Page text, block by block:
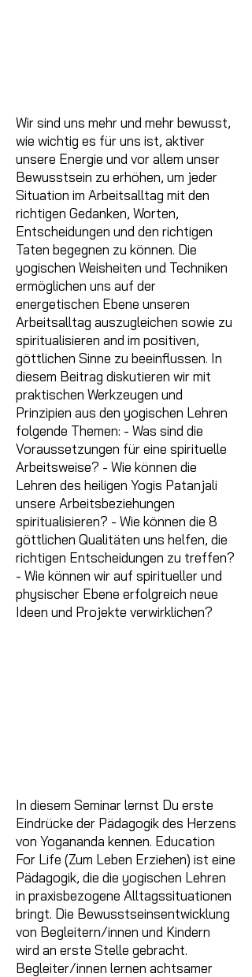
Wir sind uns mehr und mehr bewusst,
wie wichtig es für uns ist, aktiver
unsere Energie und vor allem unser
Bewusstsein zu erhöhen, um jeder
Situation im Arbeitsalltag mit den
richtigen Gedanken, Worten,
Entscheidungen und den richtigen
Taten begegnen zu können. Die
yogischen Weisheiten und Techniken
ermöglichen uns auf der
energetischen Ebene unseren
Arbeitsalltag auszugleichen sowie zu
spiritualisieren and im positiven,
göttlichen Sinne zu beeinflussen. In
diesem Beitrag diskutieren wir mit
praktischen Werkzeugen und
Prinzipien aus den yogischen Lehren
folgende Themen: - Was sind die
Voraussetzungen für eine spirituelle
Arbeitsweise? - Wie können die
Lehren des heiligen Yogis Patanjali
unsere Arbeitsbeziehungen
spiritualisieren? - Wie können die 8
göttlichen Qualitäten uns helfen, die
richtigen Entscheidungen zu treffen?
- Wie können wir auf spiritueller und
physischer Ebene erfolgreich neue
Ideen und Projekte verwirklichen?
In diesem Seminar lernst Du erste
Eindrücke der Pädagogik des Herzens
von Yogananda kennen. Education
For Life (Zum Leben Erziehen) ist eine
Pädagogik, die die yogischen Lehren
in praxisbezogene Alltagssituationen
bringt. Die Bewusstseinsentwicklung
von Begleitern/innen und Kindern
wird an erste Stelle gebracht.
Begleiter/innen lernen achtsamer